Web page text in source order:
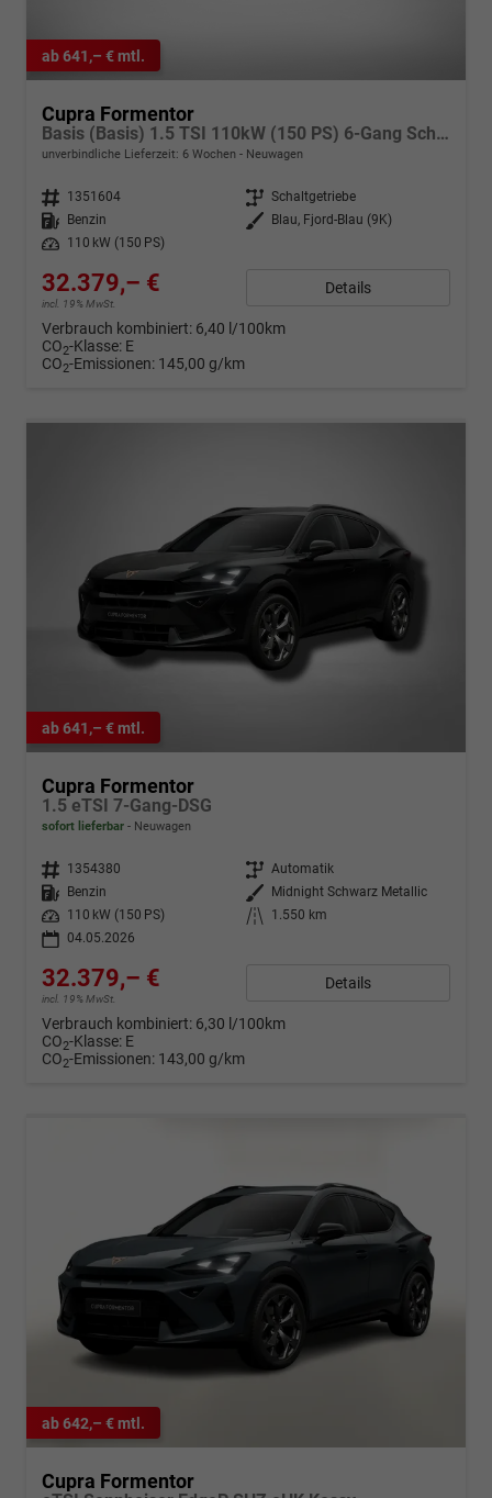
ab 641,– € mtl.
Cupra Formentor
Basis (Basis) 1.5 TSI 110kW (150 PS) 6-Gang Schaltgetriebe
unverbindliche Lieferzeit: 6 Wochen Neuwagen
Fahrzeugnr. 1351604 Getriebe Schaltgetriebe
Kraftstoff
Benzin Außenfarbe
Blau, Fjord-Blau (9K)
Leistung
110 kW (150 PS)
32.379,– €
incl. 19% MwSt.
Details
Verbrauch kombiniert: 6,40 l/100km
CO2-Klasse: E
CO2-Emissionen: 145,00 g/km
ab 641,– € mtl.
Cupra Formentor
1.5 eTSI 7-Gang-DSG
sofort lieferbar Neuwagen
Fahrzeugnr. 1354380 Getriebe Automatik
Kraftstoff
Benzin Außenfarbe
Midnight Schwarz Metallic
Leistung
110 kW (150 PS) Kilometerstand
1.550 km
04.05.2026
32.379,– €
incl. 19% MwSt.
Details
Verbrauch kombiniert: 6,30 l/100km
CO2-Klasse: E
CO2-Emissionen: 143,00 g/km
ab 642,– € mtl.
Cupra Formentor